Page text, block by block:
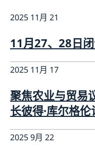
申请居留许可
生物识别和护照检查
领取居留许可卡
关于总领事馆
数据保护政策
空缺职位
联系方式和办公时间
2025 11月 21
11月27、28日
2025 11月 17
聚焦农业与贸
长彼得·库尔格伦
2025 9月 22